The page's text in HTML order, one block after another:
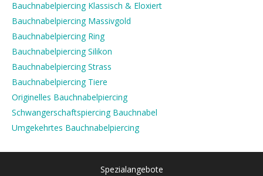
Bauchnabelpiercing Klassisch & Eloxiert
Bauchnabelpiercing Massivgold
Bauchnabelpiercing Ring
Bauchnabelpiercing Silikon
Bauchnabelpiercing Strass
Bauchnabelpiercing Tiere
Originelles Bauchnabelpiercing
Schwangerschaftspiercing Bauchnabel
Umgekehrtes Bauchnabelpiercing
Spezialangebote